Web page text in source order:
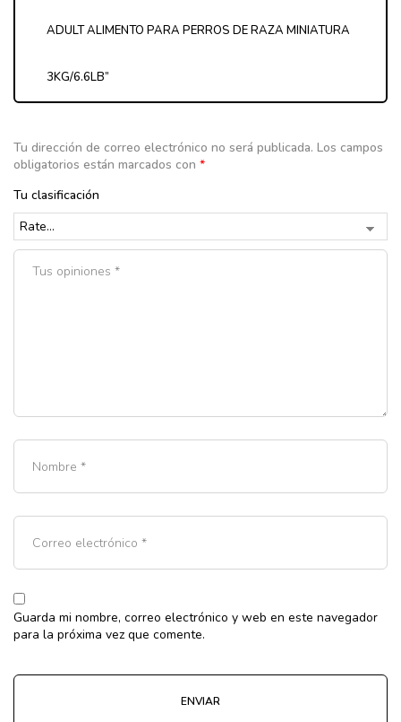
ADULT ALIMENTO PARA PERROS DE RAZA MINIATURA
3KG/6.6LB”
Tu dirección de correo electrónico no será publicada. Los campos
obligatorios están marcados con *
Tu clasificación
Guarda mi nombre, correo electrónico y web en este navegador
para la próxima vez que comente.